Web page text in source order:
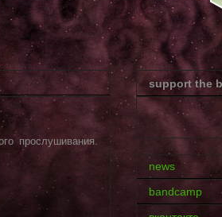
прослушивания.
support the
news
bandcamp